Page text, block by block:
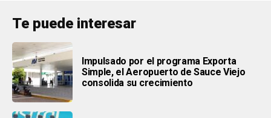
Te puede interesar
Impulsado por el programa Exporta
Simple, el Aeropuerto de Sauce Viejo
consolida su crecimiento